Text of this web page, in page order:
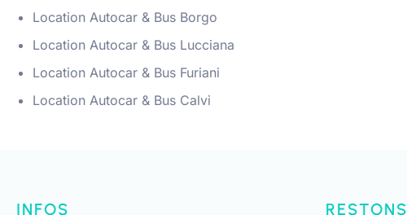
Location Autocar & Bus Borgo
Location Autocar & Bus Lucciana
Location Autocar & Bus Furiani
Location Autocar & Bus Calvi
INFOS RESTONS